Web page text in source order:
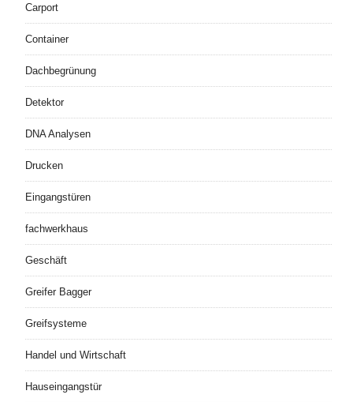
Carport
Container
Dachbegrünung
Detektor
DNA Analysen
Drucken
Eingangstüren
fachwerkhaus
Geschäft
Greifer Bagger
Greifsysteme
Handel und Wirtschaft
Hauseingangstür